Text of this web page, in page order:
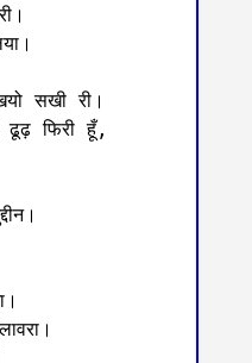
सखी री।
फिरी हूँ,